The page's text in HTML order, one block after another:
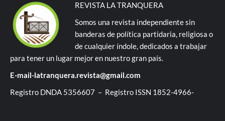
REVISTA LA TRANQUERA
Somos una revista independiente sin
banderas de política partidaria, religiosa o
de cualquier índole, dedicados a trabajar
para tener un lugar mejor en nuestro gran país.
E-mail-latranquera.revista@gmail.com
Registro DNDA 5356607 – Registro ISSN 1852-4966-